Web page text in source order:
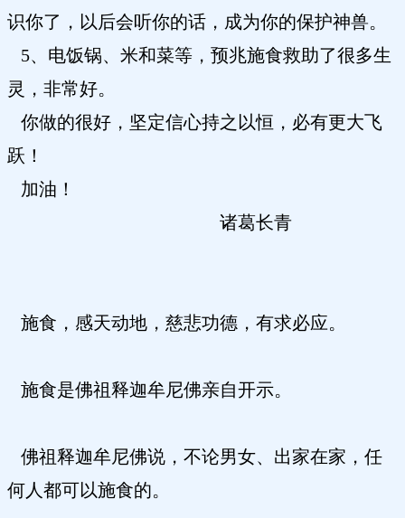
识你了，以后会听你的话，成为你的保护神兽。
5、电饭锅、米和菜等，预兆施食救助了很多生
灵，非常好。
你做的很好，坚定信心持之以恒，必有更大飞
跃！
加油！
诸葛长青
施食，感天动地，慈悲功德，有求必应。
施食是佛祖释迦牟尼佛亲自开示。
佛祖释迦牟尼佛说，不论男女、出家在家，任
何人都可以施食的。